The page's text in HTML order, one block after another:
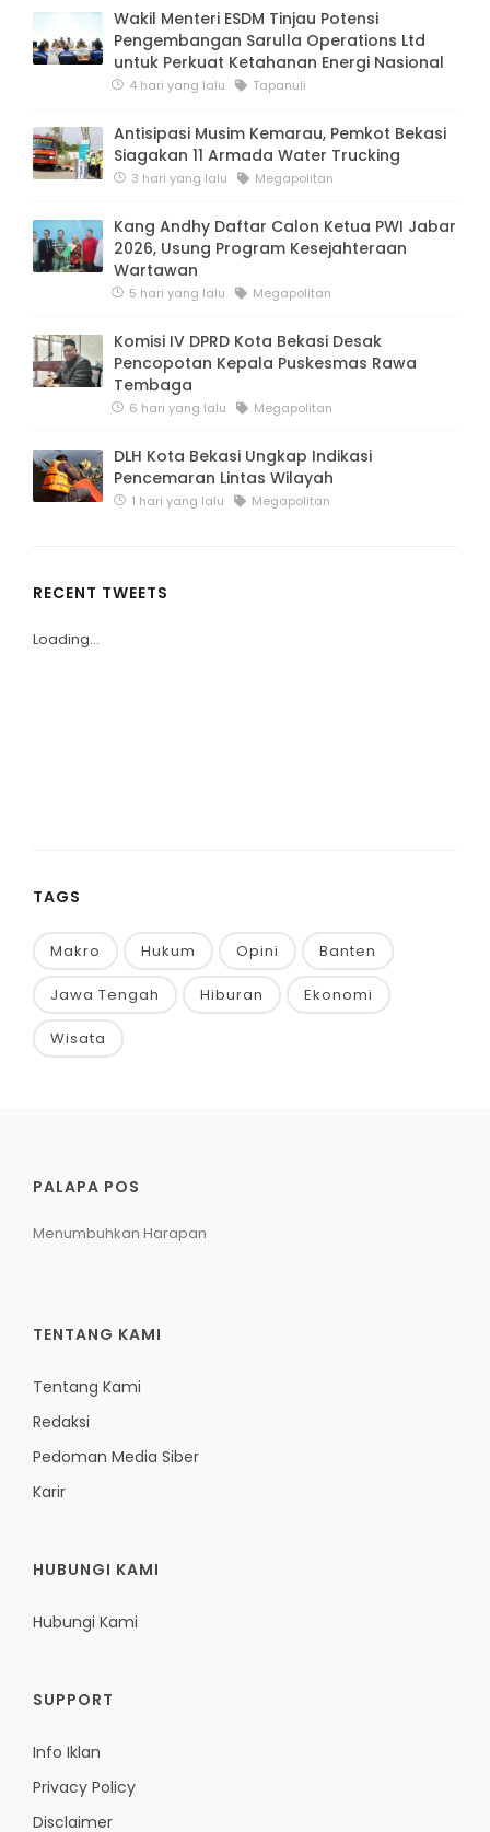
Wakil Menteri ESDM Tinjau Potensi
Pengembangan Sarulla Operations Ltd
untuk Perkuat Ketahanan Energi Nasional
4 hari yang lalu Tapanuli
Antisipasi Musim Kemarau, Pemkot Bekasi
Siagakan 11 Armada Water Trucking
3 hari yang lalu Megapolitan
Kang Andhy Daftar Calon Ketua PWI Jabar
2026, Usung Program Kesejahteraan
Wartawan
5 hari yang lalu Megapolitan
Komisi IV DPRD Kota Bekasi Desak
Pencopotan Kepala Puskesmas Rawa
Tembaga
6 hari yang lalu Megapolitan
DLH Kota Bekasi Ungkap Indikasi
Pencemaran Lintas Wilayah
1 hari yang lalu Megapolitan
RECENT TWEETS
Loading...
TAGS
Makro Hukum Opini Banten
Jawa Tengah Hiburan Ekonomi
Wisata
PALAPA POS
Menumbuhkan Harapan
TENTANG KAMI
Tentang Kami
Redaksi
Pedoman Media Siber
Karir
HUBUNGI KAMI
Hubungi Kami
SUPPORT
Info Iklan
Privacy Policy
Disclaimer